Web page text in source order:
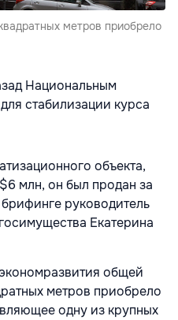
метров приобрело
Национальным
стабилизации курса
объекта,
млн, он был продан за
руководитель
Екатерина
общей
метров приобрело
одну из крупных